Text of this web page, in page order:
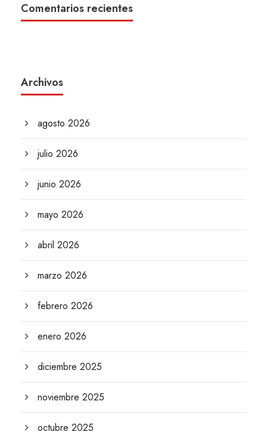
Comentarios recientes
Archivos
agosto 2026
julio 2026
junio 2026
mayo 2026
abril 2026
marzo 2026
febrero 2026
enero 2026
diciembre 2025
noviembre 2025
octubre 2025